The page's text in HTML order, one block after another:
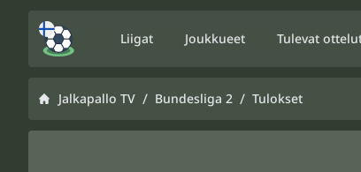
Liigat Joukkueet Tulevat
Jalkapallo TV / Bundesliga 2 / Tulokset